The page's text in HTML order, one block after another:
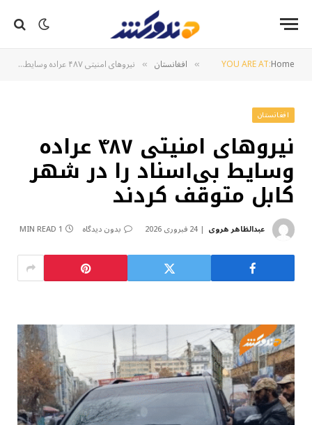
YOU ARE AT:Home
» افغانستان » نیروهای امنیتی ۴۸۷ عراده وسایط بی‌اسناد را در شهر کابل متوقف کردند
افغانستان
نیروهای امنیتی ۴۸۷ عراده
وسایط بی‌اسناد را در شهر
کابل متوقف کردند
عبدالظاهر هروی 24 فبروری 2026 بدون دیدگاه 1 MIN READ